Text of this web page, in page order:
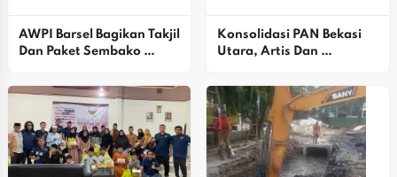
AWPI Barsel Bagikan Takjil
Dan Paket Sembako
Konsolidasi PAN Bekasi
Utara, Artis Dan
Ziblo